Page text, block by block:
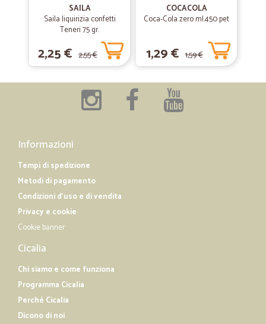
tutto perfetto!
tutto perfetto!
19/12/2018
—Daniela A.
Stanno incrementando il fresco, ottime aggiunte. La cosa che li
distingue da altri supermercati online è l'assenza di restrizioni sui
l'estate l'organizzazione é perfetta. Ormai è tanto tempo che faccio
acquisti sul loro sito e non ho MAI avuto problemi, i prezzi sono
concorrenziali Decisamente consigliato Daniela A.
SAILA
Saila liquirizia confetti
Teneri 75 gr.
2,25 € 2,55 €
COCACOLA
Coca-Cola zero ml.450 pet
1,29 € 1,59 €
Informazioni
Tempi di spedizione
Metodi di pagamento
Condizioni d'uso e di vendita
Privacy e cookie
Cookie banner
Cicalia
Chi siamo e come funziona
Programma Cicalia
Perché Cicalia
Dicono di noi